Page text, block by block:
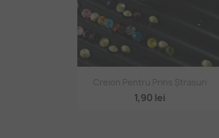
Vizualizare rapidă
Creion Pentru Prins Ștrasuri
1,90 lei